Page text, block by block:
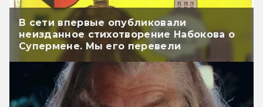
В сети впервые опубликовали
неизданное стихотворение Набокова о
Супермене. Мы его перевели